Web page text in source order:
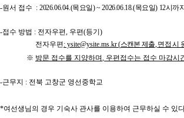
-원서 접수 : 2026.06.04.(목요일) ~ 2026.06.18.(목요일) 12시까지
-접수 방법 : 전자우편, 우편(등기 )
전자우편 : ysite@ysite.ms.kr(스캔본 제출,면접 시
※ 방문 접수를 지양하며, 우편접수는 접수 마감시
-근무지 : 전북 고창군 영선중학교
*여선생님의 경우 기숙사 관사를 이용하여 근무하실 수 있